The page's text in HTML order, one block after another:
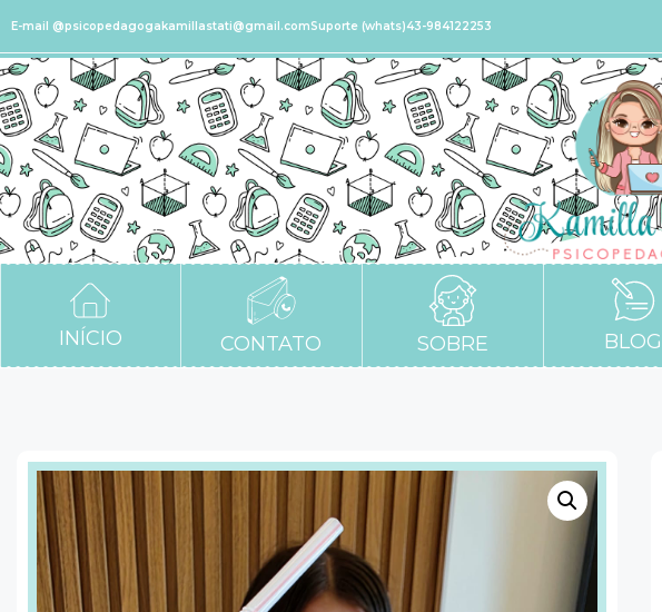
E-mail @psicopedagogakamillastati@gmail.comSuporte (whats)43-984122253
INÍCIO CONTATO SOBRE BLOG